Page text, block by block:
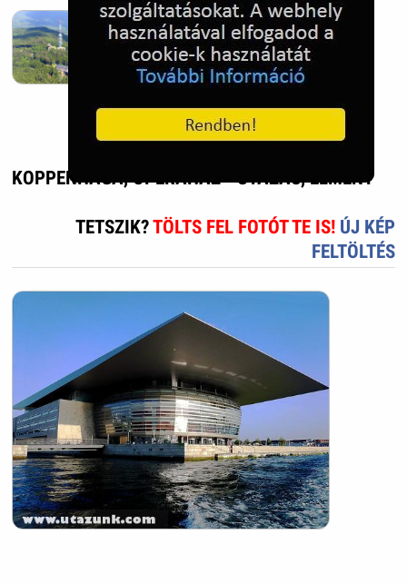
Kékestető település
2022. Nov. 01.
KOPPENHÁGA, OPERAHÁZ - UTAZÁS, ÉLMÉNY
TETSZIK?TÖLTS FEL FOTÓT TE IS! ÚJ KÉP
FELTÖLTÉS